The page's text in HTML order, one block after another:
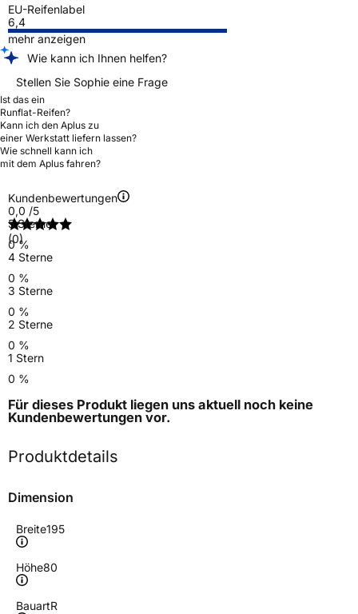
EU-Reifenlabel
6,4
mehr anzeigen
Wie kann ich Ihnen helfen?
Stellen Sie Sophie eine Frage
Ist das ein
Runflat-Reifen?
Kann ich den Aplus zu
einer Werkstatt liefern lassen?
Wie schnell kann ich
mit dem Aplus fahren?
Kundenbewertungen
0,0 /5
(0)
5 Sterne
0 %
4 Sterne
0 %
3 Sterne
0 %
2 Sterne
0 %
1 Stern
0 %
Für dieses Produkt liegen uns aktuell noch keine
Kundenbewertungen vor.
Produktdetails
Dimension
Breite195
Höhe80
BauartR